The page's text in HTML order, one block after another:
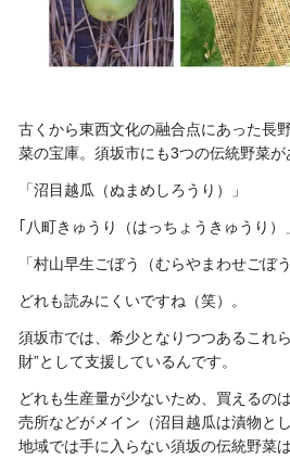
古くから東西文化の融合点にあった長
菜の宝庫。須坂市にも3つの伝統野菜が
「沼目越瓜（ぬまめしろうり）」
｢八町きゅうり（はっちょうきゅうり）」
「村山早生ごぼう（むらやまわせごぼう
どれも読みにくいですね（笑）。
須坂市では、希少となりつつあるこれ
財”として支援しているんです。
どれも生産量が少ないため、買えるの
売所などがメイン（沼目越瓜は漬物と
地域では手に入らない須坂の伝統野菜